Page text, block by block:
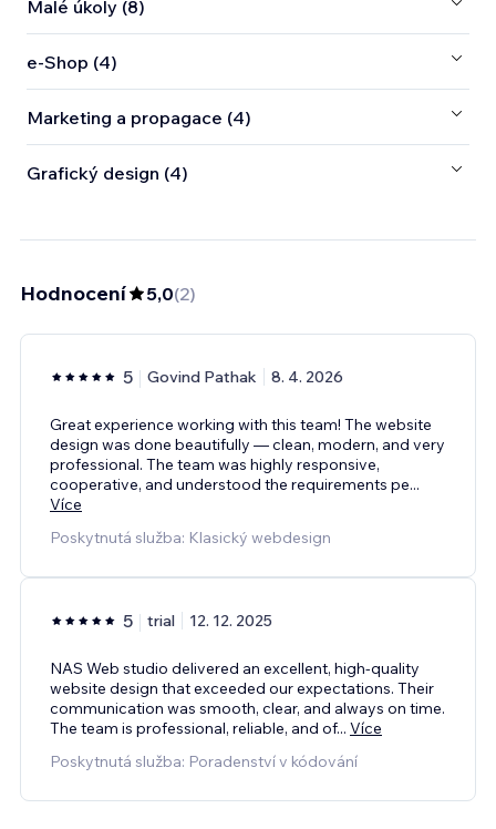
Malé úkoly (8)
e‑Shop (4)
Marketing a propagace (4)
Grafický design (4)
Hodnocení 5,0(2)
5 Govind Pathak 8. 4. 2026
Great experience working with this team! The website
design was done beautifully — clean, modern, and very
professional. The team was highly responsive,
cooperative, and understood the requirements pe...
Více
Poskytnutá služba: Klasický webdesign
5 trial 12. 12. 2025
NAS Web studio delivered an excellent, high-quality
website design that exceeded our expectations. Their
communication was smooth, clear, and always on time.
The team is professional, reliable, and of... Více
Poskytnutá služba: Poradenství v kódování